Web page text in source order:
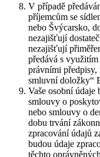
V případě
příjemcům se
nebo Švýcarsko,
nezajišťují
nezajišťují
předává s
právními předpisy,
smluvní doložky“
Vaše osobní
smlouvy o
nebo smlouvy o
dobu trvání
zpracování údajů
budou údaje
těchto